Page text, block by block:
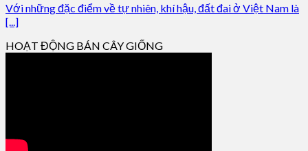
Với những đặc điểm về tự nhiên, khí hậu, đất đai ở Việt Nam là
[...]
HOẠT ĐỘNG BÁN CÂY GIỐNG